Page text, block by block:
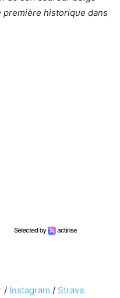
première historique dans
/ Instagram / Strava